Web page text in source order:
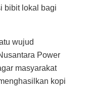
bibit lokal bagi
wujud
Power
masyarakat
kopi